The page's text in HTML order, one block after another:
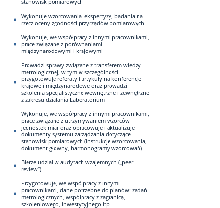
stanowisk pomiarowych
Wykonuje wzorcowania, ekspertyzy, badania na
rzecz oceny zgodności przyrządów pomiarowych
Wykonuje, we współpracy z innymi pracownikami,
prace związane z porównaniami
międzynarodowymi i krajowymi
Prowadzi sprawy związane z transferem wiedzy
metrologicznej, w tym w szczególności
przygotowuje referaty i artykuły na konferencje
krajowe i międzynarodowe oraz prowadzi
szkolenia specjalistyczne wewnętrzne i zewnętrzne
z zakresu działania Laboratorium
Wykonuje, we współpracy z innymi pracownikami,
prace związane z utrzymywaniem wzorców
jednostek miar oraz opracowuje i aktualizuje
dokumenty systemu zarządzania dotyczące
stanowisk pomiarowych (instrukcje wzorcowania,
dokument główny, harmonogramy wzorcowań)
Bierze udział w audytach wzajemnych („peer
review”)
Przygotowuje, we współpracy z innymi
pracownikami, dane potrzebne do planów: zadań
metrologicznych, współpracy z zagranicą,
szkoleniowego, inwestycyjnego itp.